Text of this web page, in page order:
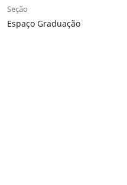
Seção
Espaço Graduação